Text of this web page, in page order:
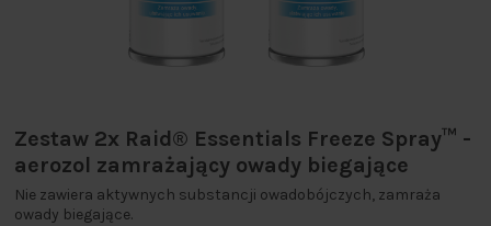
Zestaw 2x Raid® Essentials Freeze Spray™ -
aerozol zamrażający owady biegające
Nie zawiera aktywnych substancji owadobójczych, zamraża
owady biegające.